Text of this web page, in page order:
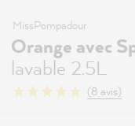
MissPompadour
Orange avec
lavable 2.5L
(8 avis)